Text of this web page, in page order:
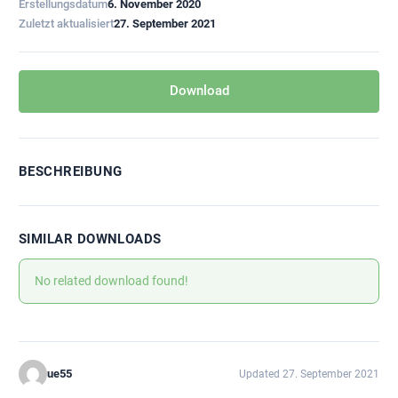
Erstellungsdatum6. November 2020
Zuletzt aktualisiert27. September 2021
Download
BESCHREIBUNG
SIMILAR DOWNLOADS
No related download found!
ue55 Updated 27. September 2021